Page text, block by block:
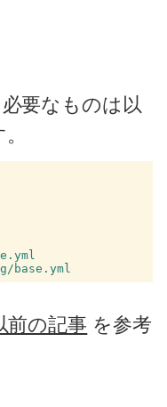
要なものは以
base.yml
前の記事 を参考